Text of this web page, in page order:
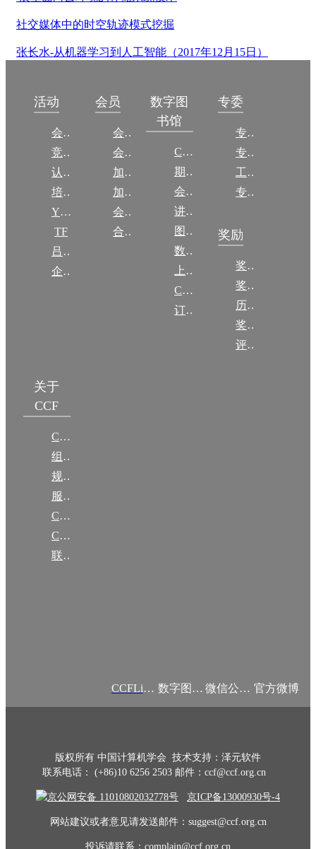
社交媒体中的时空轨迹模式挖掘
张长水-从机器学习到人工智能（2017年12月15日）
活动
会议
竞赛
认证
培训
YOCSEF
TF
吕梁振兴
企智会
会员
会员简介
会员权益
加入CCF
加入CCF
会员交费
合作伙伴
数字图
书馆
CCCF
期刊
会议
讲稿
图集
数图编审委员会
上传/发布作品
CCF DL Focus
订阅《计算》
专委
专委简介
专委条例
工作问答
专委名单
奖励
奖励动态
奖励目录
历年获奖名单
奖项推荐
评奖条例
关于
CCF
CCF简介
组织机构
规章
服务项目
CCF大事记
CCF创建60周年
联系我们
CCFLink APP 数字图书馆 微信公众号 官方微博
版权所有 中国计算机学会 技术支持：泽元软件
联系电话： (+86)10 6256 2503 邮件：ccf@ccf.org.cn
京公网安备 11010802032778号 京ICP备13000930号-4
网站建议或者意见请发送邮件：suggest@ccf.org.cn
投诉请联系：complain@ccf.org.cn